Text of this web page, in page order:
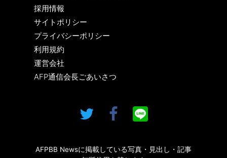
採用情報
サイトポリシー
プライバシーポリシー
利用規約
運営会社
AFP通信会長ごあいさつ
AFPBB Newsに掲載している写真・見出し・記事